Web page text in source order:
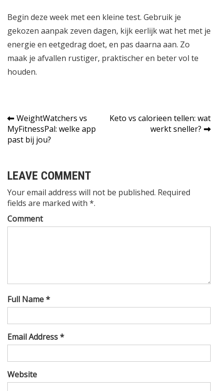
Begin deze week met een kleine test. Gebruik je
gekozen aanpak zeven dagen, kijk eerlijk wat het met je
energie en eetgedrag doet, en pas daarna aan. Zo
maak je afvallen rustiger, praktischer en beter vol te
houden.
Bericht
navigatie
WeightWatchers vs
MyFitnessPal: welke app
past bij jou?
Keto vs calorieen tellen: wat
werkt sneller?
LEAVE COMMENT
Your email address will not be published. Required
fields are marked with *.
Comment
Full Name *
Email Address *
Website